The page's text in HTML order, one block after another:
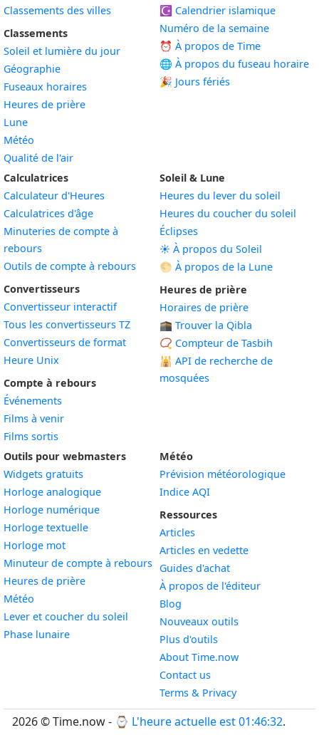
Classements des villes
Classements
Soleil et lumière du jour
Géographie
Fuseaux horaires
Heures de prière
Lune
Météo
Qualité de l'air
☪️ Calendrier islamique
Numéro de la semaine
⏰ À propos de Time
🌐 À propos du fuseau horaire
🎉 Jours fériés
Calculatrices
Calculateur d'Heures
Calculatrices d'âge
Minuteries de compte à
rebours
Outils de compte à rebours
Convertisseurs
Convertisseur interactif
Tous les convertisseurs TZ
Convertisseurs de format
Heure Unix
Compte à rebours
Événements
Films à venir
Films sortis
Soleil & Lune
Heures du lever du soleil
Heures du coucher du soleil
Éclipses
☀️ À propos du Soleil
🌕 À propos de la Lune
Heures de prière
Horaires de prière
🕋 Trouver la Qibla
📿 Compteur de Tasbih
🕌 API de recherche de
mosquées
Outils pour webmasters
Widgets gratuits
Horloge analogiqueWidget
Horloge numériqueWidget
Horloge textuelleWidget
Horloge motWidget
Minuteur de compte à rebours Widget
Heures de prièreWidget
Météo
Lever et coucher du soleil
Phase lunaireWidget
Météo
Prévision météorologique
Indice AQI
Ressources
Articles
Articles en vedette
Guides d'achat
À propos de l'éditeur
Blog
Nouveaux outils
Plus d'outils
About Time.now
Contact us
Terms & Privacy
2026 © Time.now - ⌚ L'heure actuelle est 01:46:33.